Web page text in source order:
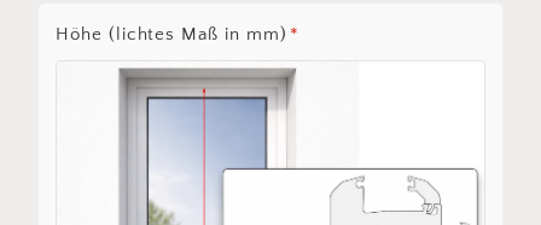
Höhe (lichtes Maß in mm) *